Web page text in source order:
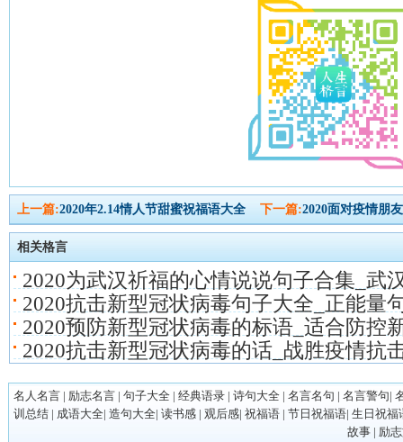
上一篇:2020年2.14情人节甜蜜祝福语大全 下一篇:2020面对疫情朋
相关格言
2020为武汉祈福的心情说说句子合集_武
2020抗击新型冠状病毒句子大全_正能量
2020预防新型冠状病毒的标语_适合防控
2020抗击新型冠状病毒的话_战胜疫情抗
名人名言| 励志名言| 句子大全| 经典语录| 诗句大全| 名言名句 | 名言警句|
训总结| 成语大全| 造句大全| 读书感| 观后感| 祝福语| 节日祝福语| 生日祝福
故事| 励